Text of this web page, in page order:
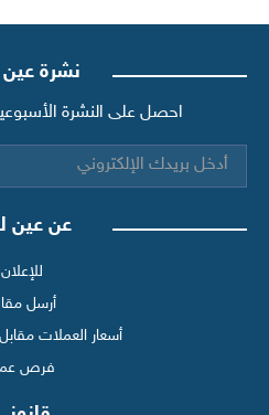
نشرة عين
احصل على النشرة
عن عين
للإعلان
أرسل
أسعار العملات مقابل
فرص